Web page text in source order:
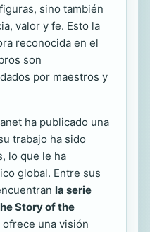
sino también
valor y fe. Esto la
reconocida en el
son
por maestros y
ha publicado una
trabajo ha sido
lo que le ha
global. Entre sus
la serie
Story of the
ofrece una visión